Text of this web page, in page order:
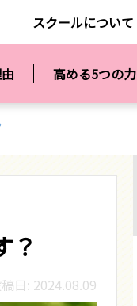
スクールについて
高める5つの力
？
日: 2024.08.09